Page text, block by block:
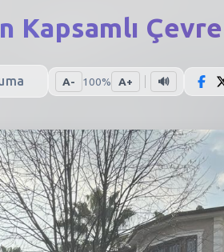
Kapsamlı
A- 100% A+ 🔊